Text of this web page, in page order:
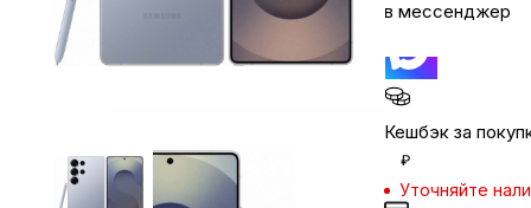
Автомобильные аксессуары
Сервисный центр Apple в Самаре
Подарочные сертификаты
в мессенджер
Кешбэк за
₽
Уточняйте